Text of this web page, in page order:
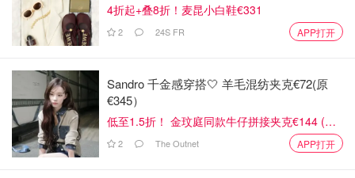
4折起+叠8折！麦昆小白鞋€331
2 24S FR APP打开
Sandro 千金感穿搭🤍 羊毛混纺夹克€72(原
€345）
低至1.5折！ 金玟庭同款牛仔拼接夹克€144 (原
€275）
2 The Outnet APP打开